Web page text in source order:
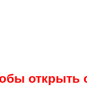
открыть